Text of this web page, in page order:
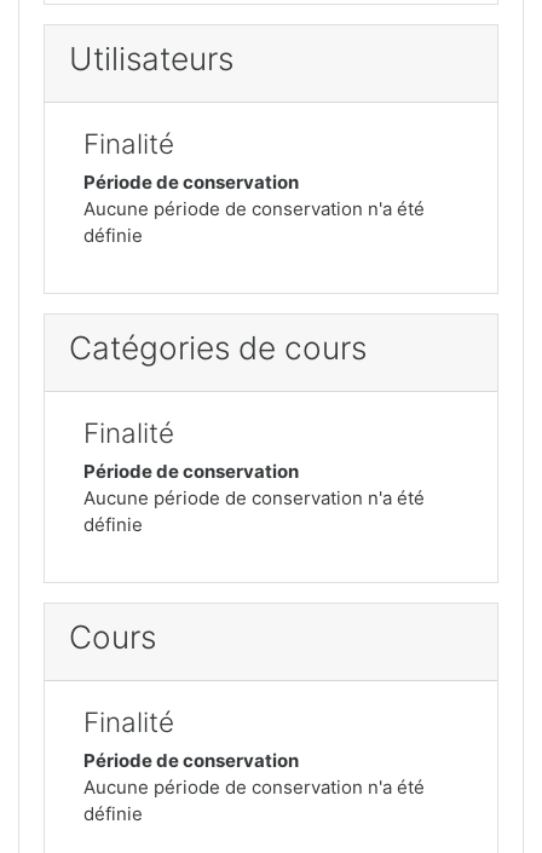
Utilisateurs
Finalité
Période de conservation
Aucune période de conservation n'a été
définie
Catégories de cours
Finalité
Période de conservation
Aucune période de conservation n'a été
définie
Cours
Finalité
Période de conservation
Aucune période de conservation n'a été
définie